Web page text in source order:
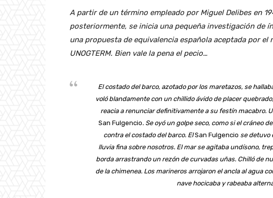
A partir de un término empleado por Miguel Delibes en
posteriormente, se inicia una pequeña investigación de
una propuesta de equivalencia española aceptada por
UNOGTERM. Bien vale la pena el pecio…
El costado del barco, azotado por los maretazos, se
voló blandamente con un chillido ávido de placer
reacia a renunciar definitivamente a su festín macabro.
San Fulgencio. Se oyó un golpe seco, como si el cráneo
contra el costado del barco. ElSan Fulgencio se detuvo
lluvia fina sobre nosotros. El mar se agitaba undísono,
borda arrastrando un rezón de curvadas uñas. Chilló de
de la chimenea. Los marineros arrojaron el ancla al agua
nave hocicaba y rabeaba